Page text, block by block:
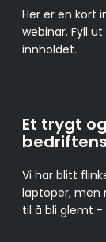
Her er en kort
webinar. Fyll
innholdet.
Et trygt
Vi har blitt
laptoper, men
til å bli glemt -